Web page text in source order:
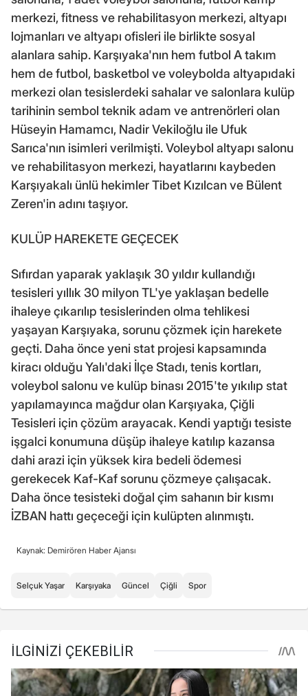
merkezi, fitness ve rehabilitasyon merkezi, altyapı
lojmanları ve altyapı ofisleri ile birlikte sosyal
alanlara sahip. Karşıyaka'nın hem futbol A takım
hem de futbol, basketbol ve voleybolda altyapıdaki
merkezi olan tesislerdeki sahalar ve salonlara kulüp
tarihinin sembol teknik adam ve antrenörleri olan
Hüseyin Hamamcı, Nadir Vekiloğlu ile Ufuk
Sarıca'nın isimleri verilmişti. Voleybol altyapı salonu
ve rehabilitasyon merkezi, hayatlarını kaybeden
Karşıyakalı ünlü hekimler Tibet Kızılcan ve Bülent
Zeren'in adını taşıyor.
KULÜP HAREKETE GEÇECEK
Sıfırdan yaparak yaklaşık 30 yıldır kullandığı
tesisleri yıllık 30 milyon TL'ye yaklaşan bedelle
ihaleye çıkarılıp tesislerinden olma tehlikesi
yaşayan Karşıyaka, sorunu çözmek için harekete
geçti. Daha önce yeni stat projesi kapsamında
kiracı olduğu Yalı'daki İlçe Stadı, tenis kortları,
voleybol salonu ve kulüp binası 2015'te yıkılıp stat
yapılamayınca mağdur olan Karşıyaka, Çiğli
Tesisleri için çözüm arayacak. Kendi yaptığı tesiste
işgalci konumuna düşüp ihaleye katılıp kazansa
dahi arazi için yüksek kira bedeli ödemesi
gerekecek Kaf-Kaf sorunu çözmeye çalışacak.
Daha önce tesisteki doğal çim sahanın bir kısmı
İZBAN hattı geçeceği için kulüpten alınmıştı.
Kaynak: Demirören Haber Ajansı
Selçuk Yaşar Karşıyaka Güncel Çiğli Spor